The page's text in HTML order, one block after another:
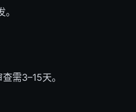
需3–15天。